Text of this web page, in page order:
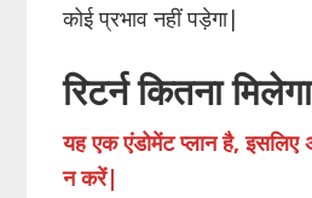
कोई प्रभाव नहीं पड़ेगा|
रिटर्न कितना
यह एक एंडोमेंट प्लान है, इसलिए
न करें|